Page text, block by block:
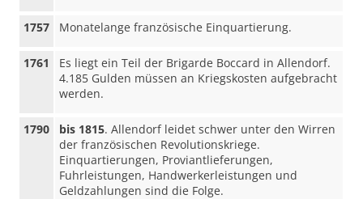
1757 Monatelange französische Einquartierung.
1761
Es liegt ein Teil der Brigarde Boccard in Allendorf.
4.185 Gulden müssen an Kriegskosten aufgebracht
werden.
1790 bis 1815. Allendorf leidet schwer unter den Wirren
der französischen Revolutionskriege.
Einquartierungen, Proviantlieferungen,
Fuhrleistungen, Handwerkerleistungen und
Geldzahlungen sind die Folge.